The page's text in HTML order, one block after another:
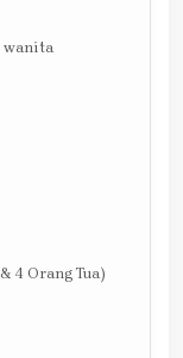
wanita
4 Orang Tua)